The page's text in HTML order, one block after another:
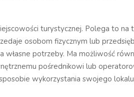
turystycznej. Polega to na
osobom fizycznym lub
własne potrzeby. Ma możliwość
pośrednikowi lub
wykorzystania swojego